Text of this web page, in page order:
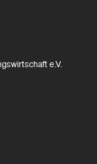
e.V.